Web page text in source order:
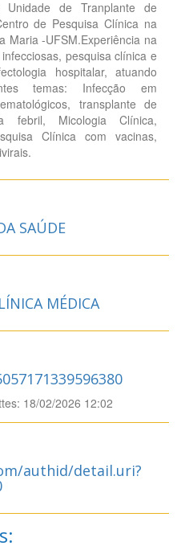
de Tranplante de
de Pesquisa Clínica na
Maria -UFSM.Experiência na
pesquisa clínica e
hospitalar, atuando
temas: Infecção em
transplante de
febril, Micologia Clínica,
Clínica com vacinas,
SAÚDE
MÉDICA
18/02/2026 12:02
authid/detail.uri?